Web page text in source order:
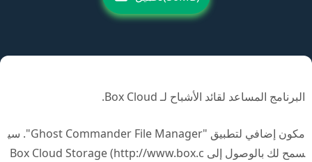
البرنامج المساعد لقائد الأشباح لـ Box Cloud.
مكون إضافي لتطبيق "Ghost Commander File Manager". سي
سمح لك بالوصول إلى Box Cloud Storage (http://www.box.c